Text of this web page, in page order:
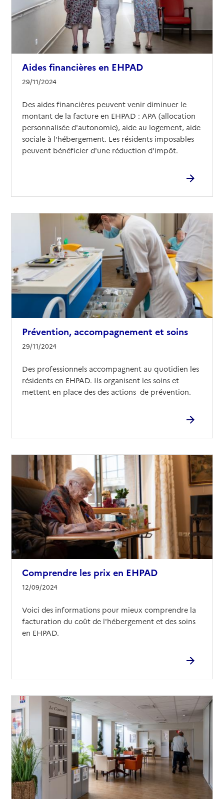
Aides financières en EHPAD
29/11/2024
Des aides financières peuvent venir diminuer le
montant de la facture en EHPAD : APA (allocation
personnalisée d'autonomie), aide au logement, aide
sociale à l'hébergement. Les résidents imposables
peuvent bénéficier d'une réduction d'impôt.
Prévention, accompagnement et soins
29/11/2024
Des professionnels accompagnent au quotidien les
résidents en EHPAD. Ils organisent les soins et
mettent en place des des actions de prévention.
Comprendre les prix en EHPAD
12/09/2024
Voici des informations pour mieux comprendre la
facturation du coût de l'hébergement et des soins
en EHPAD.